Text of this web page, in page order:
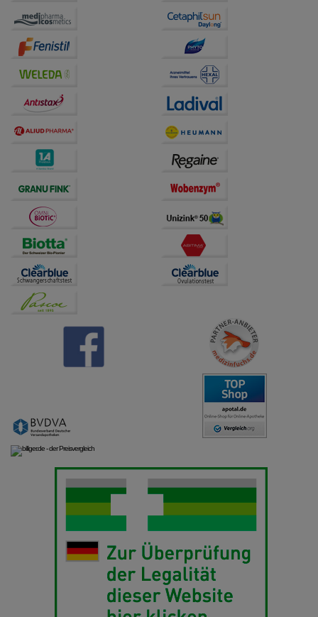
auf unserer Website aber auch die Werbung auf
Drittseiten möglichst relevant für Sie zu gestalten.
Bitte beachten Sie, dass Daten hierfür teilweise an
Dritte wie z.B. Google oder soziale Medien
übertragen werden.